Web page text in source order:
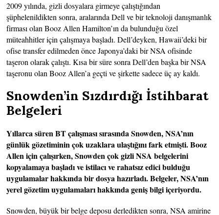
2009 yılında, gizli dosyalara girmeye çalıştığından
şüphelenildikten sonra, aralarında Dell ve bir teknoloji danışmanlık
firması olan Booz Allen Hamilton’ın da bulunduğu özel
müteahhitler için çalışmaya başladı. Dell’deyken, Hawaii’deki bir
ofise transfer edilmeden önce Japonya’daki bir NSA ofisinde
taşeron olarak çalıştı. Kısa bir süre sonra Dell’den başka bir NSA
taşeronu olan Booz Allen’a geçti ve şirkette sadece üç ay kaldı.
Snowden’in Sızdırdığı İstihbarat
Belgeleri
Yıllarca süren BT çalışması sırasında Snowden, NSA’nın
günlük gözetiminin çok uzaklara ulaştığını fark etmişti. Booz
Allen için çalışırken, Snowden çok gizli NSA belgelerini
kopyalamaya başladı ve istilacı ve rahatsız edici bulduğu
uygulamalar hakkında bir dosya hazırladı. Belgeler, NSA’nın
yerel gözetim uygulamaları hakkında geniş bilgi içeriyordu.
Snowden, büyük bir belge deposu derledikten sonra, NSA amirine